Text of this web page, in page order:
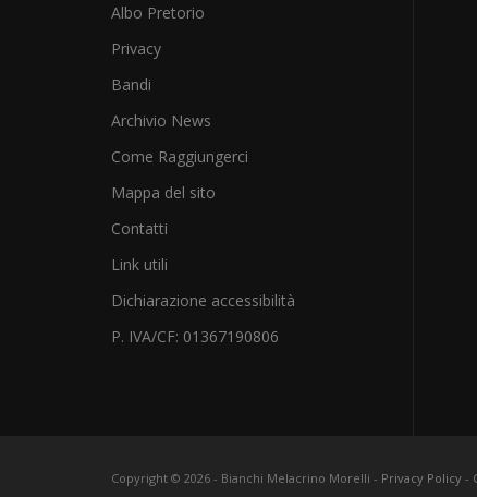
Albo Pretorio
Privacy
Bandi
Archivio News
Come Raggiungerci
Mappa del sito
Contatti
Link utili
Dichiarazione accessibilità
P. IVA/CF: 01367190806
Copyright © 2026 - Bianchi Melacrino Morelli - Privacy Policy -